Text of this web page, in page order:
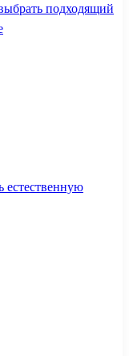
подходящий
естественную